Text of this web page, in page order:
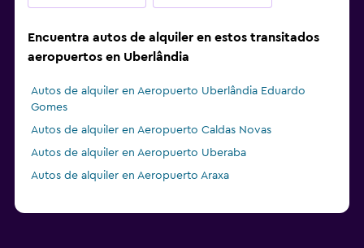
Encuentra autos de alquiler en estos transitados
aeropuertos en Uberlândia
Autos de alquiler en Aeropuerto Uberlândia Eduardo
Gomes
Autos de alquiler en Aeropuerto Caldas Novas
Autos de alquiler en Aeropuerto Uberaba
Autos de alquiler en Aeropuerto Araxa